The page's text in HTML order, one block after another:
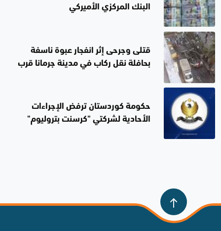
البنك المركزي الأميركي
قتلى وجرحى إثر انفجار عبوة ناسفة
بحافلة نقل ركاب في مدينة جرمانا قرب
حكومة كوردستان ترفض الإجراءات
الأحادية لشركتي "كرسنت بتروليوم"